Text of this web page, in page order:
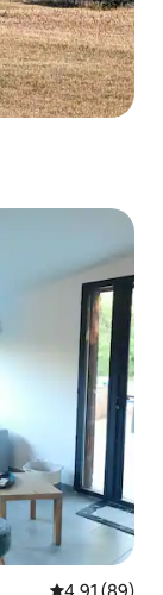
Évaluation
4,91 (89)